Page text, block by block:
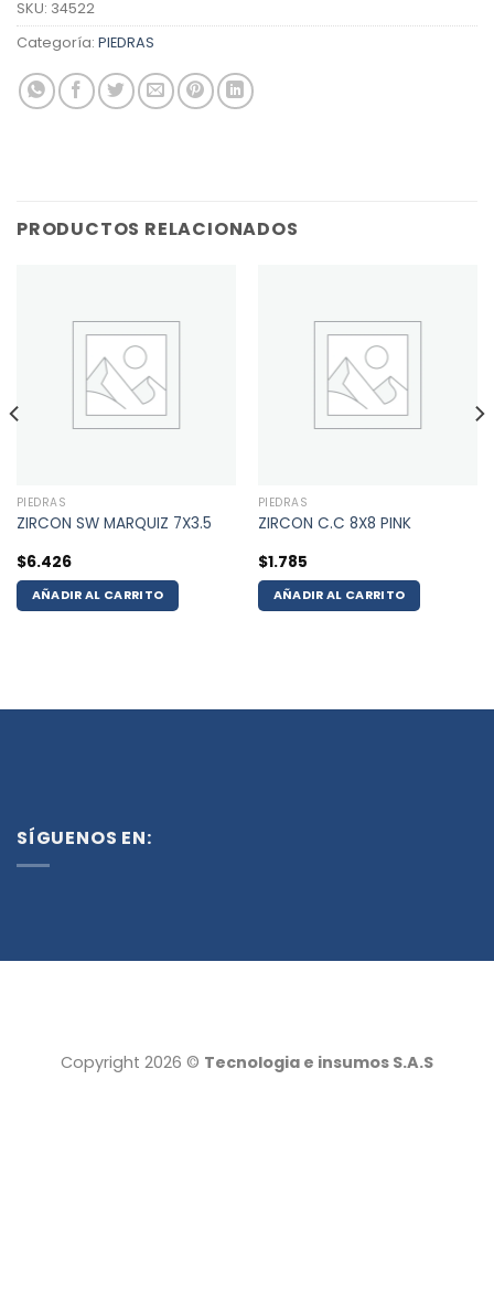
SKU: 34522
Categoría: PIEDRAS
PRODUCTOS RELACIONADOS
PIEDRAS
ZIRCON SW MARQUIZ 7X3.5
$6.426
AÑADIR AL CARRITO
PIEDRAS
ZIRCON C.C 8X8 PINK
$1.785
AÑADIR AL CARRITO
SÍGUENOS EN:
Copyright 2026 © Tecnologia e insumos S.A.S